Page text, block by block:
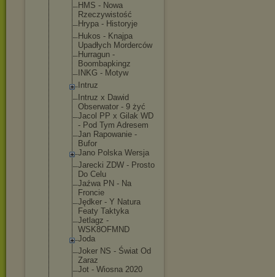
HMS - Nowa
Rzeczywistość
Hrypa - Historyje
Hukos - Knajpa
Upadłych Morderców
Hurragun -
Boombapkingz
INKG - Motyw
Intruz
Intruz x Dawid
Obserwator - 9 żyć
Jacol PP x Gilak WD
- Pod Tym Adresem
Jan Rapowanie -
Bufor
Jano Polska Wersja
Jarecki ZDW - Prosto
Do Celu
Jaźwa PN - Na
Froncie
Jędker - Y Natura
Featy Taktyka
Jetlagz -
WSK8OFMND
Joda
Joker NS - Świat Od
Zaraz
Jot - Wiosna 2020